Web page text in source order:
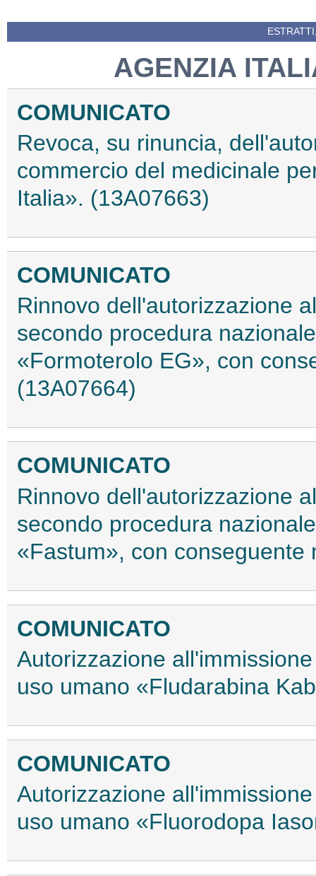
AGENZIA
COMUNICATO
Revoca, su rinuncia,
commercio del medicinale
Italia». (13A07663)
COMUNICATO
Rinnovo dell'autorizzazione
secondo procedura
«Formoterolo EG», con
(13A07664)
COMUNICATO
Rinnovo dell'autorizzazione
secondo procedura
«Fastum», con
COMUNICATO
Autorizzazione
uso umano «Fludarabina
COMUNICATO
Autorizzazione
uso umano «Fluorodopa